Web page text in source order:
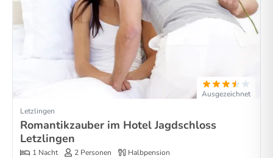
Ausgezeichnet
Letzlingen
Romantikzauber im Hotel Jagdschloss
Letzlingen
1 Nacht 2 Personen Halbpension